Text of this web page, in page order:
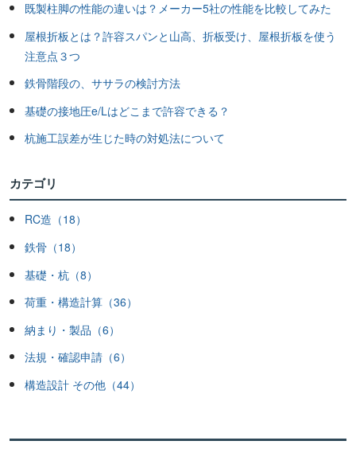
既製柱脚の性能の違いは？メーカー5社の性能を比較してみた
屋根折板とは？許容スパンと山高、折板受け、屋根折板を使う
注意点３つ
鉄骨階段の、ササラの検討方法
基礎の接地圧e/Lはどこまで許容できる？
杭施工誤差が生じた時の対処法について
カテゴリ
RC造（18）
鉄骨（18）
基礎・杭（8）
荷重・構造計算（36）
納まり・製品（6）
法規・確認申請（6）
構造設計 その他（44）